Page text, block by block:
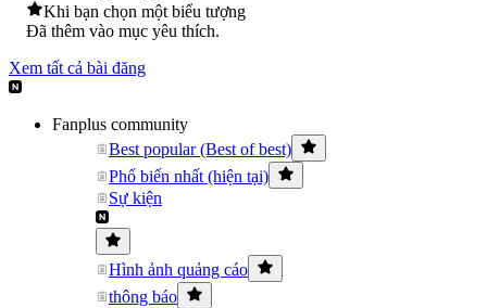
Khi bạn chọn một biểu tượng
Đã thêm vào mục yêu thích.
Xem tất cả bài đăng
Fanplus community
Best popular (Best of best)
Phổ biến nhất (hiện tại)
Sự kiện
Hình ảnh quảng cáo
thông báo